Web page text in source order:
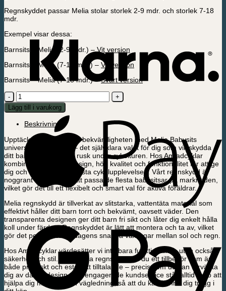
Regnskyddet passar Melia stolar storlek 2-9 mdr. och storlek 7-18
mdr.
Exempel visar dessa:
Barnsits – Melia (2-9 mdr.) – Vit version
Barnsits – Melia (7-18 mdr.) – Vit version
Barnsits – Melia (7-18 mdr.) –Svart version
Melia
Babysits
universellt
mängd
Lägg till i varukorg
Beskrivning
Upptäck tryggheten och bekvämligheten med Melia Babysits
universellt regnskydd – det självklara valet för dig som vill skydda
ditt barn mot regn och rusk under cykelturen. Hos Amladcyklar
kombinerar vi dansk design, hög kvalitet och funktionalitet för att ge
dig och din familj den bästa cykelupplevelsen. Vårt regnskydd är
noggrant utformat för att passa de flesta babysitsar på marknaden,
vilket gör det till ett flexibelt och smart val för aktiva föräldrar.
Melia regnskydd är tillverkat av slitstarka, vattentäta material som
effektivt håller ditt barn torrt och bekvämt, oavsett väder. Den
transparenta designen ger ditt barn fri sikt och låter dig enkelt hålla
koll under färden. Regnskyddet är lätt att montera och ta av, vilket
gör det perfekt för vardagens snabba växlingar mellan sol och regn.
Hos Amladcyklar värdesätter vi inte bara funktionalitet, utan också
säkerhet och stil. Med Melia regnskydd får du ett tillbehör som är
både praktiskt och estetiskt tilltalande – precis som du kan förvänta
dig av dansk design. Vår engagerade kundservice står alltid redo att
hjälpa dig med råd och vägledning, så att du kan känna dig trygg i